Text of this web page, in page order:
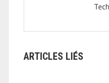
ARTICLES LIÉS